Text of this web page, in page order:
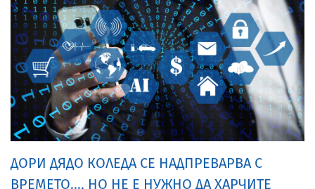
ДОРИ ДЯДО КОЛЕДА СЕ НАДПРЕВАРВА С
ВРЕМЕТО..., НО НЕ Е НУЖНО ДА ХАРЧИТЕ